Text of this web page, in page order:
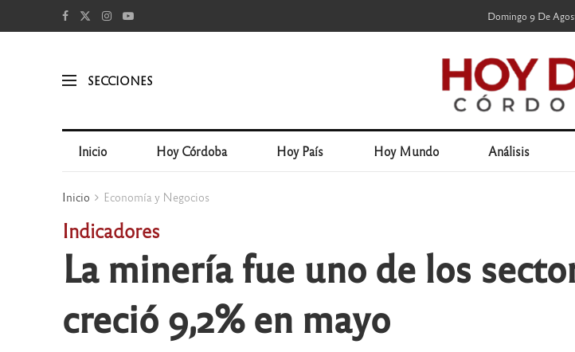
Domingo 9 De
SECCIONES
Inicio Hoy Córdoba Hoy País Hoy Mundo Análisis
Inicio Economía y Negocios
Indicadores
La minería fue uno de los
creció 9,2% en mayo